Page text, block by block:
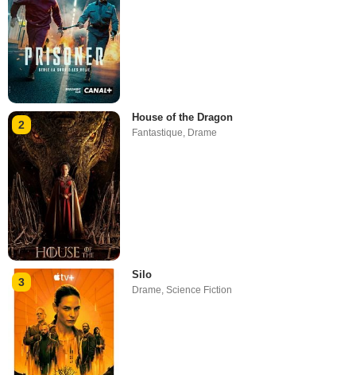
2
House of the Dragon
Fantastique Drame
3
Silo
Drame,Science Fiction